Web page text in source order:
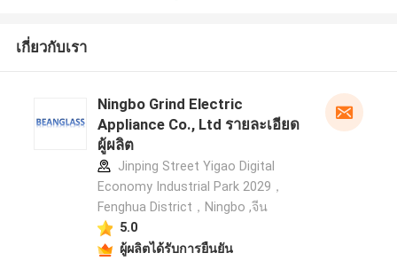
เกี่ยวกับเรา
Ningbo Grind Electric
Appliance Co., Ltd รายละเอียด
ผู้ผลิต
Jinping Street Yigao Digital
Economy Industrial Park 2029，
Fenghua District，Ningbo ,จีน
5.0
ผู้ผลิตได้รับการยืนยัน